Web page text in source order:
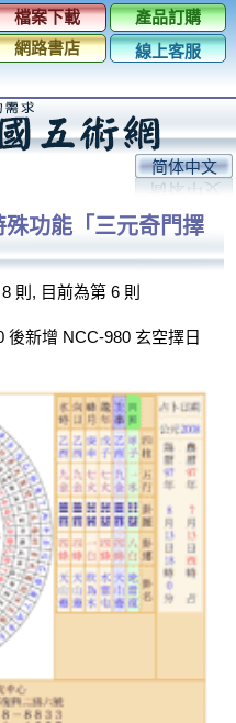
檔案下載
產品訂購
網路書店
線上客服
简体中文
功能「三元奇門擇
則, 目前為第 6 則
後新增 NCC-980 玄空擇日